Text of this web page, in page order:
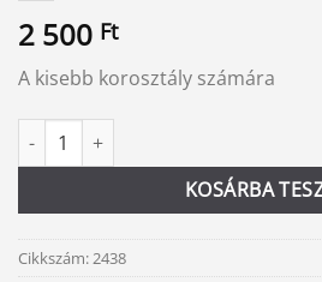
2 500 Ft
A kisebb korosztály számára
Misu és Cili kockás könyve mennyiség
KOSÁRBA
Alternative:
Cikkszám:2438